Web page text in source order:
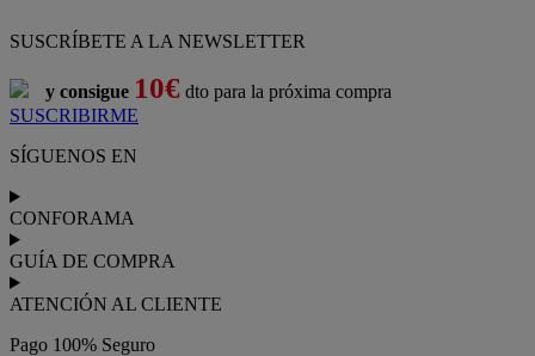
SUSCRÍBETE A LA NEWSLETTER
y consigue 10€ dto para la próxima compra
SUSCRIBIRME
SÍGUENOS EN
CONFORAMA
GUÍA DE COMPRA
ATENCIÓN AL CLIENTE
Pago 100% Seguro